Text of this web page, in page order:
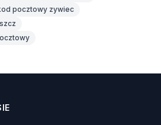
pocztowy zywiec